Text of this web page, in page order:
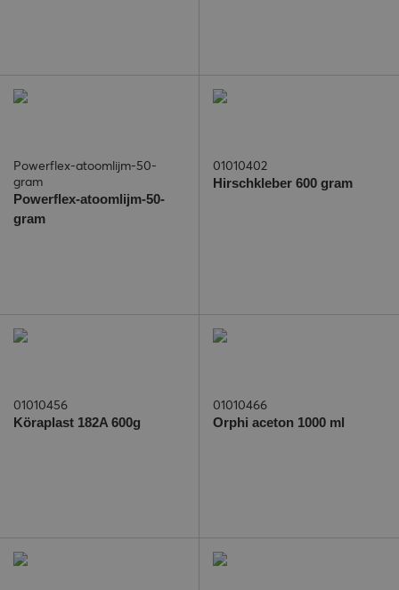
Powerflex-atoomlijm-50-
gram
Powerflex-atoomlijm-50-
gram
01010402
Hirschkleber 600 gram
01010456
Köraplast 182A 600g
01010466
Orphi aceton 1000 ml